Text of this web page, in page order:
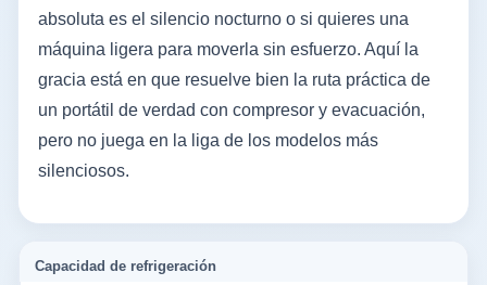
absoluta es el silencio nocturno o si quieres una
máquina ligera para moverla sin esfuerzo. Aquí la
gracia está en que resuelve bien la ruta práctica de
un portátil de verdad con compresor y evacuación,
pero no juega en la liga de los modelos más
silenciosos.
Capacidad de refrigeración